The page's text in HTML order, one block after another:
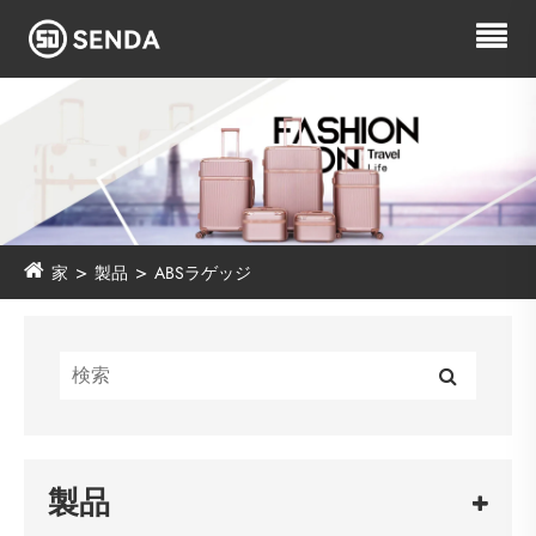
家 製品 ABSラゲッジ
製品